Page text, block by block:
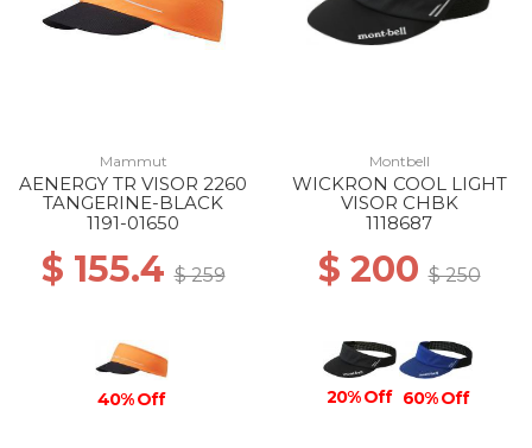
Mammut
AENERGY TR VISOR 2260
TANGERINE-BLACK
1191-01650
$ 155.4$ 259
40% Off
Montbell
WICKRON COOL LIGHT
VISOR CHBK
1118687
$ 200$ 250
20% Off 60% Off